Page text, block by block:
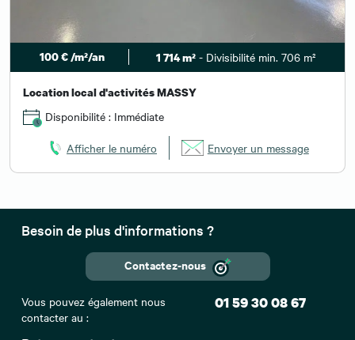
100 € /m²/an 1 714 m²- Divisibilité min. 706 m²
Location local d'activités MASSY
Disponibilité : Immédiate
Afficher le numéro Envoyer un message
Besoin de plus d'informations ?
Contactez-nous
Vous pouvez également nous
contacter au :
01 59 30 08 67